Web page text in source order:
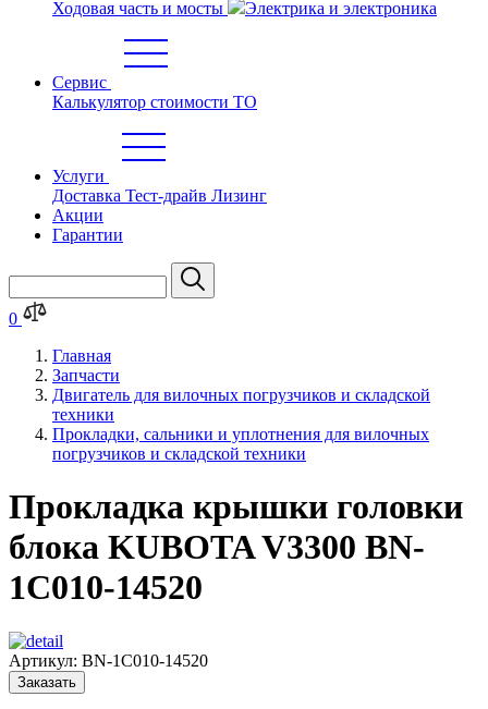
Ходовая часть и мосты
Электрика и электроника
Сервис
Калькулятор стоимости ТО
Услуги
Доставка Тест-драйв Лизинг
Акции
Гарантии
0
Главная
Запчасти
Двигатель для вилочных погрузчиков и складской
техники
Прокладки, сальники и уплотнения для вилочных
погрузчиков и складской техники
Прокладка крышки головки
блока KUBOTA V3300 BN-
1C010-14520
Артикул: BN-1C010-14520
Заказать